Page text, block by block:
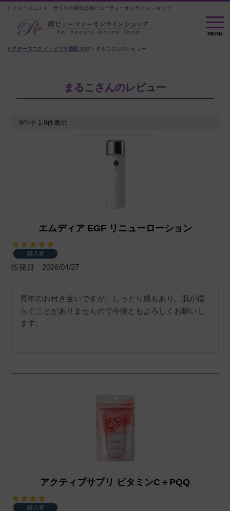
ドクターズコスメ・サプリの通販は麗ビューティーオンラインショップ
MENU
MENU
ドクターズコスメ・サプリ通販TOP まるこさんのレビュー
まるこさんのレビュー
9件中 1-9件表示
エムディア EGF リニューローション
購入者
投稿日 2026/04/27
長年のお付き合いですが、しっとり感もあり、肌が揺
らぐことがありませんので今後ともよろしくお願いし
ます。
アクティブサプリ ビタミンC＋PQQ
購入者